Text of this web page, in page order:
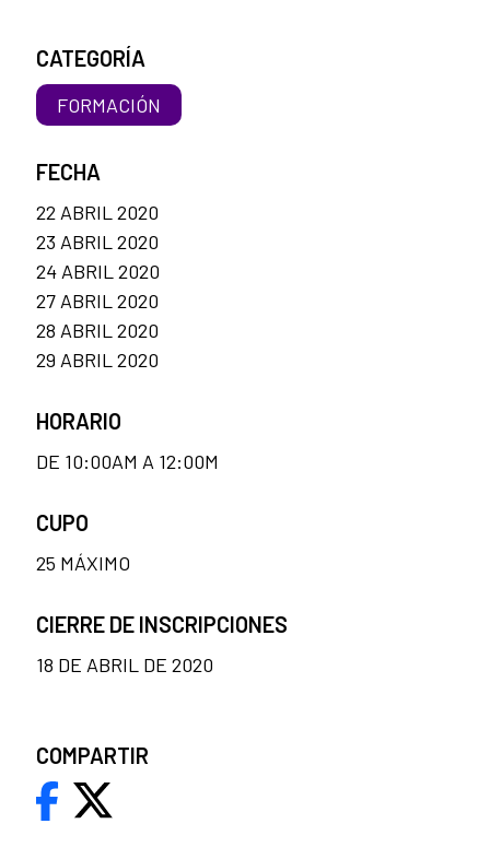
CATEGORÍA
FORMACIÓN
FECHA
22 ABRIL 2020
23 ABRIL 2020
24 ABRIL 2020
27 ABRIL 2020
28 ABRIL 2020
29 ABRIL 2020
HORARIO
DE 10:00AM A 12:00M
CUPO
25 MÁXIMO
CIERRE DE INSCRIPCIONES
18 DE ABRIL DE 2020
COMPARTIR